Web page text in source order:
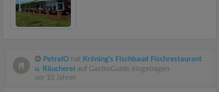
PetraIO hat Kröning's Fischbaud Fischrestaurant
u. Räucherei auf GastroGuide eingetragen
vor 10 Jahren